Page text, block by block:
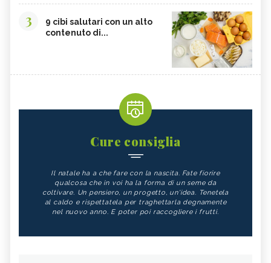
3
9 cibi salutari con un alto
contenuto di...
Cure consiglia
Il natale ha a che fare con la nascita. Fate fiorire
qualcosa che in voi ha la forma di un seme da
coltivare. Un pensiero, un progetto, un'idea. Tenetela
al caldo e rispettatela per traghettarla degnamente
nel nuovo anno. E poter poi raccogliere i frutti.